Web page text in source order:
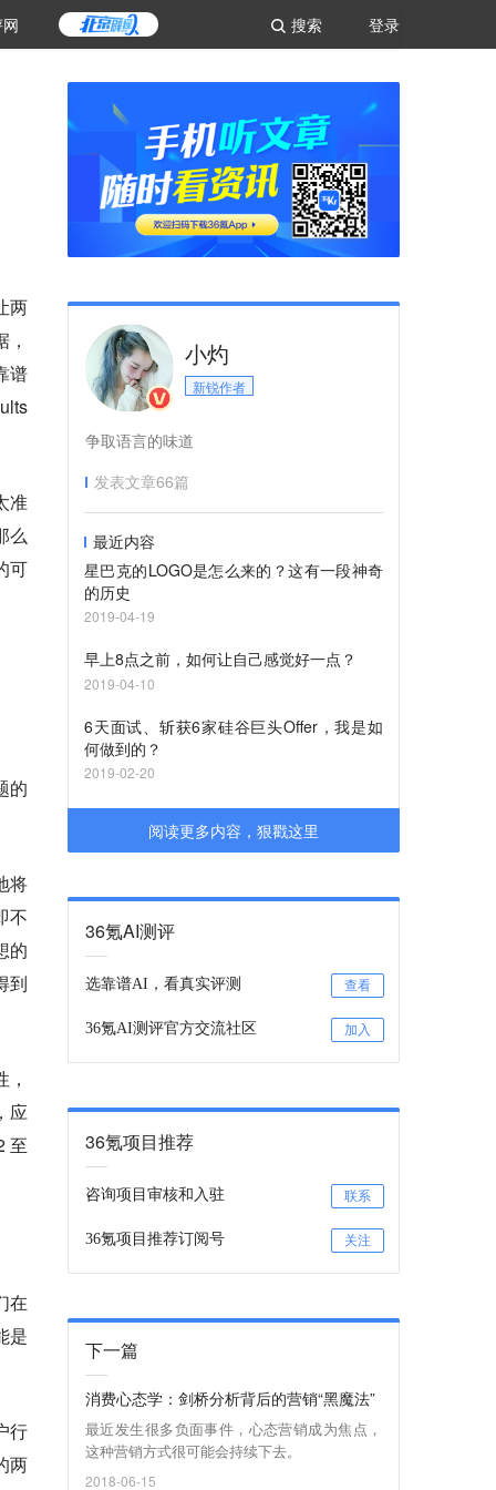
登录
搜索
两
谱
准
么
可
的
将
不
的
到
应
至
在
是
行
两
小灼
新锐作者
争取语言的味道
发表文章66篇
最近内容
星巴克的LOGO是怎么来的？这有一段神奇
的历史
2019-04-19
早上8点之前，如何让自己感觉好一点？
2019-04-10
6天面试、斩获6家硅谷巨头Offer，我是如
何做到的？
2019-02-20
阅读更多内容，狠戳这里
36氪AI测评
选靠谱AI，看真实评测 查看
36氪AI测评官方交流社区 加入
36氪项目推荐
咨询项目审核和入驻 联系
36氪项目推荐订阅号 关注
下一篇
消费心态学：剑桥分析背后的营销“黑魔法”
最近发生很多负面事件，心态营销成为焦点，
这种营销方式很可能会持续下去。
2018-06-15